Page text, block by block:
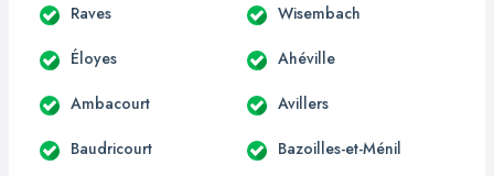
Raves Wisembach
Éloyes Ahéville
Ambacourt Avillers
Baudricourt Bazoilles-et-Ménil